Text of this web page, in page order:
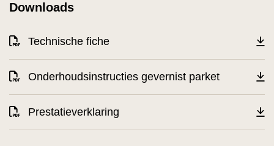
Downloads
Technische fiche
Onderhoudsinstructies gevernist parket
Prestatieverklaring